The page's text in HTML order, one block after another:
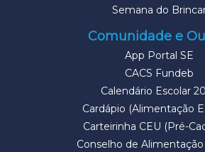
Semana do
Comunidade e
App Portal SE
CACS Fundeb
Calendário Escolar
Cardápio (Alimentação
Carteirinha CEU (Pré-
Conselho de Alimentação